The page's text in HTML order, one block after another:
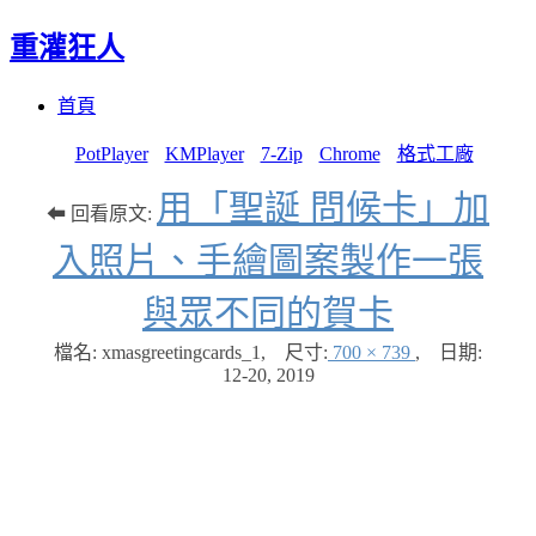
重灌狂人
首頁
PotPlayer KMPlayer 7-Zip Chrome 格式工廠
⬅ 回看原文: 用「聖誕 問候卡」加
入照片、手繪圖案製作一張
與眾不同的賀卡
檔名: xmasgreetingcards_1 , 尺寸: 700 × 739 ,
日期:
12-20, 2019